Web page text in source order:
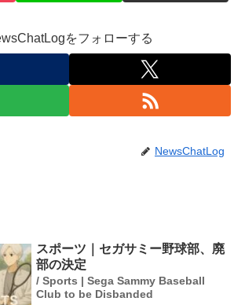
をフォローする
NewsChatLog
スポーツ｜セガサミー野球部、廃
部の決定
/ Sports | Sega Sammy Baseball
Club to be Disbanded